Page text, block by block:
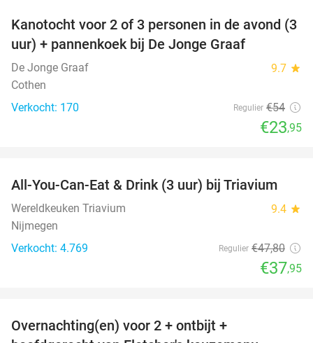
56%
Kanotocht voor 2 of 3 personen in de avond (3
uur) + pannenkoek bij De Jonge Graaf
De Jonge Graaf 9.7 star
Cothen
Verkocht: 170
Regulier €54
€23,95
21%
All-You-Can-Eat & Drink (3 uur) bij Triavium
Wereldkeuken Triavium 9.4 star
Nijmegen
Verkocht: 4.769
Regulier €47,80
€37,95
Overnachting(en) voor 2 + ontbijt +